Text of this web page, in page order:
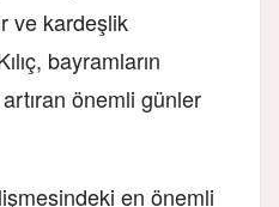
ve kardeşlik
bayramların
önemli günler
en önemli